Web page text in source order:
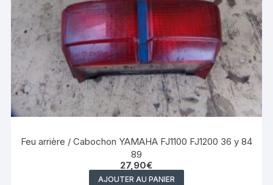
Feu arrière / Cabochon YAMAHA FJ1100 FJ1200 36 y 84
89
27,90€
AJOUTER AU PANIER